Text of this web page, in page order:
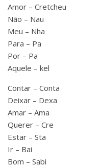
Amor – Cretcheu
Não – Nau
Meu – Nha
Para – Pa
Por – Pa
Aquele – kel
Contar – Conta
Deixar – Dexa
Amar – Ama
Querer – Cre
Estar – Sta
Ir – Bai
Bom – Sabi